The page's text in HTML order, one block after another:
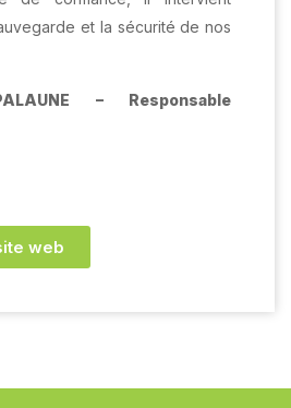
et la sécurité de nos
– Responsable
web